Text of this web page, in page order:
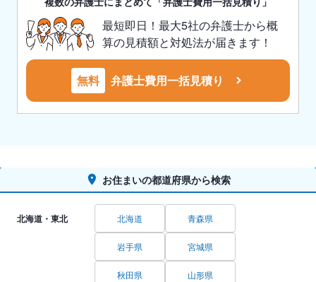
最短即日！最大5社の弁護士から概
算の見積額と対処法が届きます！
無料 弁護士費用一括見積り
お住まいの都道府県から検索
北海道・東北 北海道 青森県
岩手県 宮城県
秋田県 山形県